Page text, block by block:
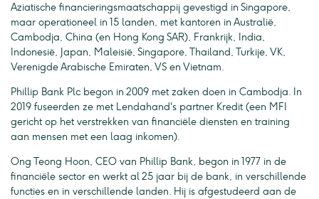
Aziatische financieringsmaatschappij gevestigd in Singapore,
maar operationeel in 15 landen, met kantoren in Australië,
Cambodja, China (en Hong Kong SAR), Frankrijk, India,
Indonesië, Japan, Maleisië, Singapore, Thailand, Turkije, VK,
Verenigde Arabische Emiraten, VS en Vietnam.
Phillip Bank Plc begon in 2009 met zaken doen in Cambodja. In
2019 fuseerden ze met Lendahand's partner Kredit (een MFI
gericht op het verstrekken van financiële diensten en training
aan mensen met een laag inkomen).
Ong Teong Hoon, CEO van Phillip Bank, begon in 1977 in de
financiële sector en werkt al 25 jaar bij de bank, in verschillende
functies en in verschillende landen. Hij is afgestudeerd aan de